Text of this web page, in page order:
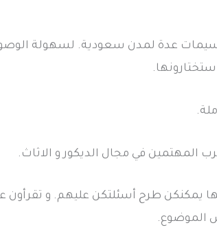
عدة لمدن سعودية. لسهولة
المهتمين في مجال الديكور و الاثاث.
يمكنكن طرح أسئلتكن عليهم. و تقرأون
الموضوع.